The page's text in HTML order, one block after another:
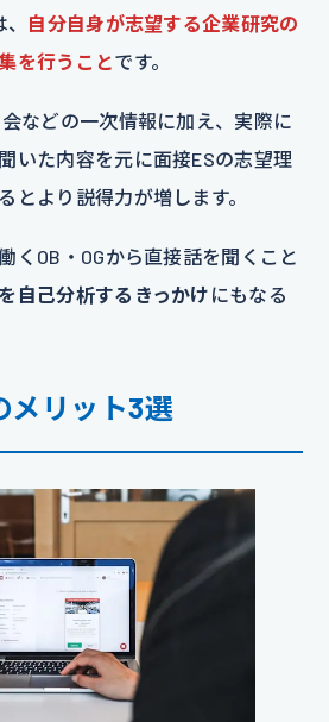
自分自身が志望する企業研究の
を行うことです。
などの一次情報に加え、実際に
いた内容を元に面接ESの志望理
とより説得力が増します。
くOB・OGから直接話を聞くこと
自己分析するきっかけ にもなる
メリット3選